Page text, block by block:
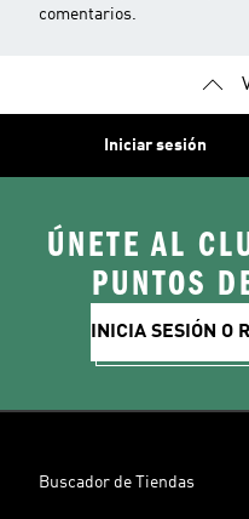
comentarios.
Iniciar sesión
ÚNETE AL
PUNTOS
INICIA SESIÓN O
Buscador de Tiendas